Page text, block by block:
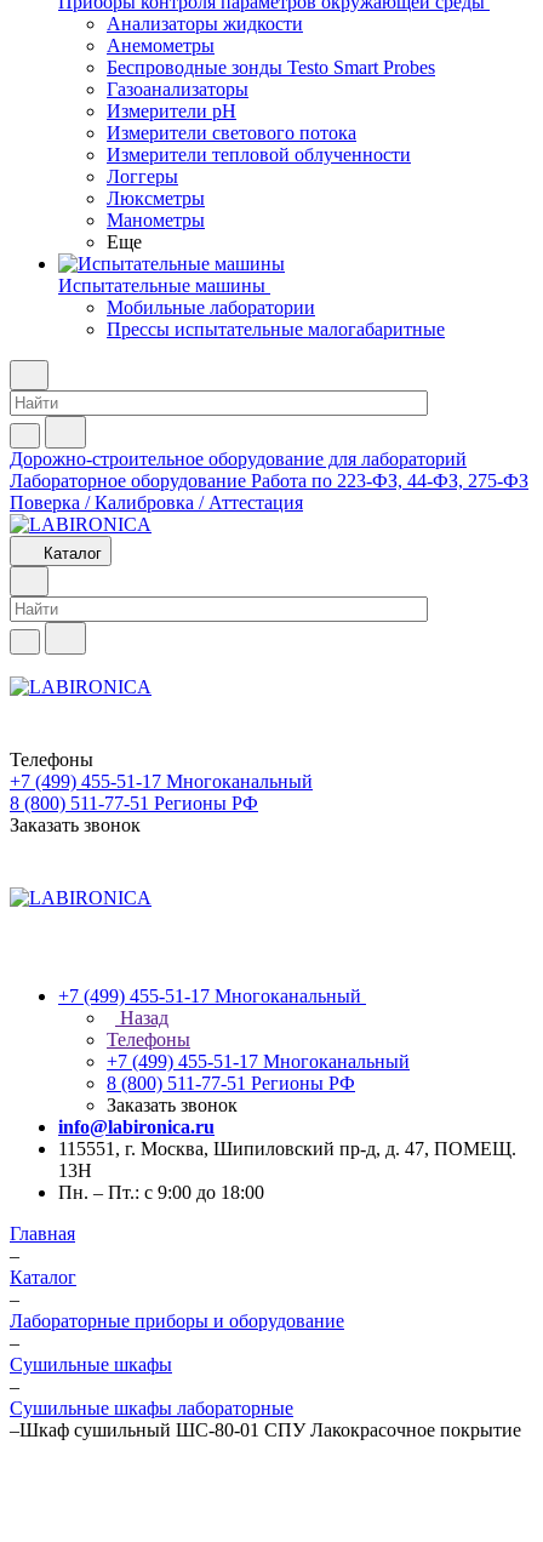
Анализаторы жидкости
Анемометры
Беспроводные зонды Testo Smart Probes
Газоанализаторы
Измерители pH
Измерители светового потока
Измерители тепловой облученности
Логгеры
Люксметры
Манометры
Еще
Испытательные машины
Мобильные лаборатории
Прессы испытательные малогабаритные
Дорожно-строительное оборудование для лабораторий
Лабораторное оборудование Работа по 223-ФЗ, 44-ФЗ, 275-ФЗ
Поверка / Калибровка / Аттестация
Каталог
Телефоны
+7 (499) 455-51-17 Многоканальный
8 (800) 511-77-51 Регионы РФ
Заказать звонок
+7 (499) 455-51-17 Многоканальный
Назад
Телефоны
+7 (499) 455-51-17 Многоканальный
8 (800) 511-77-51 Регионы РФ
Заказать звонок
info@labironica.ru
115551, г. Москва, Шипиловский пр-д, д. 47, ПОМЕЩ.
13Н
Пн. – Пт.: с 9:00 до 18:00
Главная
–
Каталог
–
Лабораторные приборы и оборудование
–
Сушильные шкафы
–
Сушильные шкафы лабораторные
–Шкаф сушильный ШС-80-01 СПУ Лакокрасочное покрытие